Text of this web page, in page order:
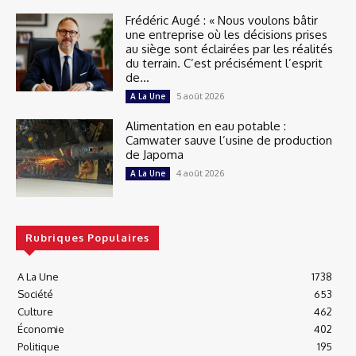
Frédéric Augé : « Nous voulons bâtir
une entreprise où les décisions prises
au siège sont éclairées par les réalités
du terrain. C’est précisément l’esprit
de...
A La Une 5 août 2026
Alimentation en eau potable :
Camwater sauve l’usine de production
de Japoma
A La Une 4 août 2026
Rubriques Populaires
A La Une
1738
Société
653
Culture
462
Économie
402
Politique
195